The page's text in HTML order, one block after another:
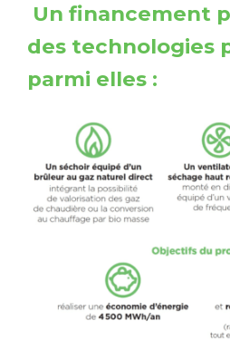
Un financement
des technologies
parmi elles :